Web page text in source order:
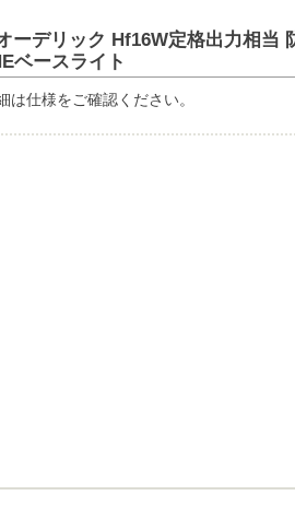
ーデリック Hf16W定格出力相当
ベースライト
は仕様をご確認ください。